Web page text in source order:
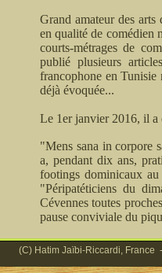
Grand amateur des arts
en qualité de comédien
courts-métrages de
publié plusieurs
francophone en Tunisie
déjà évoquée...
Le 1er janvier 2016, il a
"Mens sana in corpore
a, pendant dix ans,
footings dominicaux
"Péripatéticiens du
Cévennes toutes
pause conviviale du
(C) Hatim Jaïbi-Riccardi, France